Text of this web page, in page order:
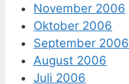
November 2006
Oktober 2006
September 2006
August 2006
Juli 2006